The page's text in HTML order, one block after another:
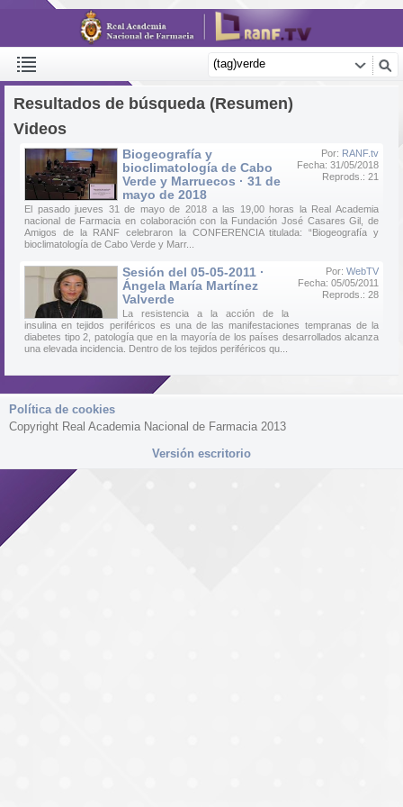
Resultados de búsqueda (Resumen)
Videos
Por: RANF.tv
Fecha: 31/05/2018
Reprods.: 21
Biogeografía y
bioclimatología de Cabo
Verde y Marruecos · 31 de
mayo de 2018
El pasado jueves 31 de mayo de 2018 a las 19,00 horas la Real Academia
nacional de Farmacia en colaboración con la Fundación José Casares Gil, de
Amigos de la RANF celebraron la CONFERENCIA titulada: “Biogeografía y
bioclimatología de Cabo Verde y Marr...
Por: WebTV
Fecha: 05/05/2011
Reprods.: 28
Sesión del 05-05-2011 ·
Ángela María Martínez
Valverde
La resistencia a la acción de la
insulina en tejidos periféricos es una de las manifestaciones tempranas de la
diabetes tipo 2, patología que en la mayoría de los países desarrollados alcanza
una elevada incidencia. Dentro de los tejidos periféricos qu...
Política de cookies
Copyright Real Academia Nacional de Farmacia 2013
Versión escritorio